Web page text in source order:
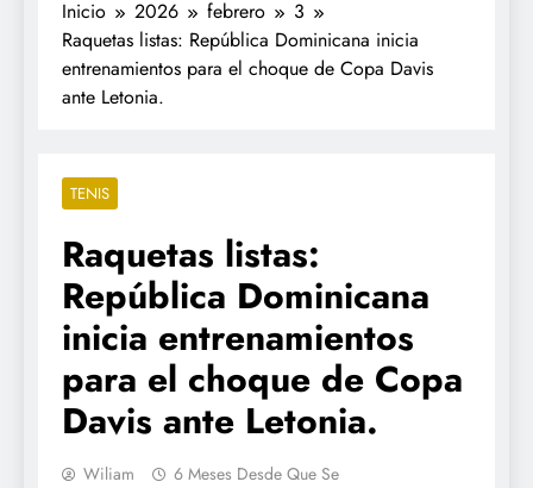
Inicio 2026 febrero
3
Raquetas listas: República Dominicana inicia
entrenamientos para el choque de Copa Davis
ante Letonia.
TENIS
Raquetas listas:
República Dominicana
inicia entrenamientos
para el choque de Copa
Davis ante Letonia.
Wiliam
6 Meses Desde Que Se